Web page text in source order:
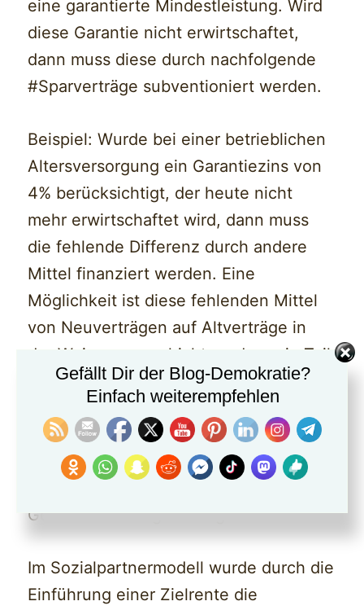
eine garantierte Mindestleistung. Wird
diese Garantie nicht erwirtschaftet,
dann muss diese durch nachfolgende
#Sparverträge subventioniert werden.
Beispiel: Wurde bei einer betrieblichen
Altersversorgung ein Garantiezins von
4% berücksichtigt, der heute nicht
mehr erwirtschaftet wird, dann muss
die fehlende Differenz durch andere
Mittel finanziert werden. Eine
Möglichkeit ist diese fehlenden Mittel
von Neuverträgen auf Altverträge in
der Weise umzuschichten, dass ein Teil
der erwirtschafteten Rendite für die
Finanzierung der Altgarantien zu
nutzen.
Generationenungerechtigkeit führen.
Im Sozialpartnermodell wurde durch die
Einführung einer Zielrente die
Gefällt Dir der Blog-Demokratie?
Einfach weiterempfehlen